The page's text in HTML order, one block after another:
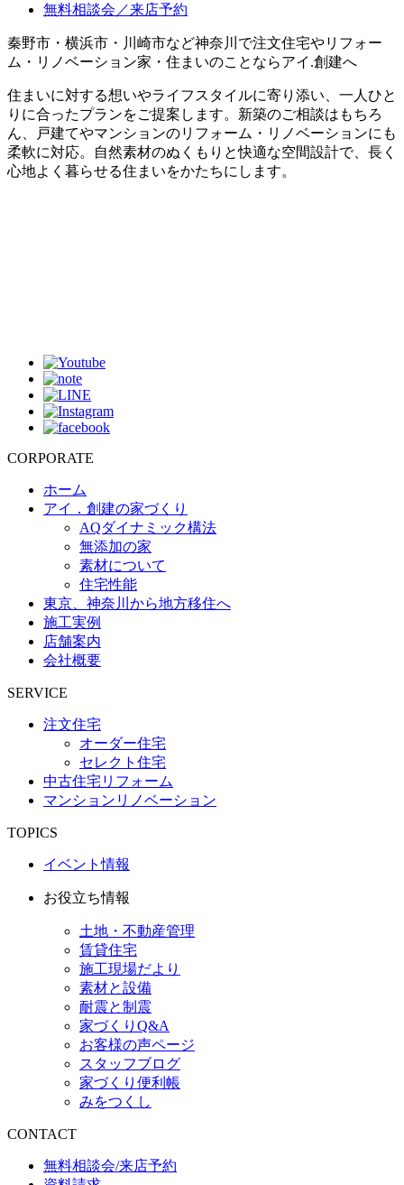
無料相談会／来店予約
秦野市・横浜市・川崎市など神奈川で注文住宅やリフォー
ム・リノベーション家・住まいのことならアイ.創建へ
住まいに対する想いやライフスタイルに寄り添い、一人ひと
りに合ったプランをご提案します。新築のご相談はもちろ
ん、戸建てやマンションのリフォーム・リノベーションにも
柔軟に対応。自然素材のぬくもりと快適な空間設計で、長く
心地よく暮らせる住まいをかたちにします。
CORPORATE
ホーム
アイ．創建の家づくり
AQダイナミック構法
無添加の家
素材について
住宅性能
東京、神奈川から地方移住へ
施工実例
店舗案内
会社概要
SERVICE
注文住宅
オーダー住宅
セレクト住宅
中古住宅リフォーム
マンションリノベーション
TOPICS
イベント情報
お役立ち情報
土地・不動産管理
賃貸住宅
施工現場だより
素材と設備
耐震と制震
家づくりQ&A
お客様の声ページ
スタッフブログ
家づくり便利帳
みをつくし
CONTACT
無料相談会/来店予約